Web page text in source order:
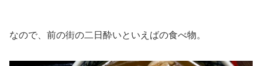
なので、前の街の二日酔いといえばの食べ物。